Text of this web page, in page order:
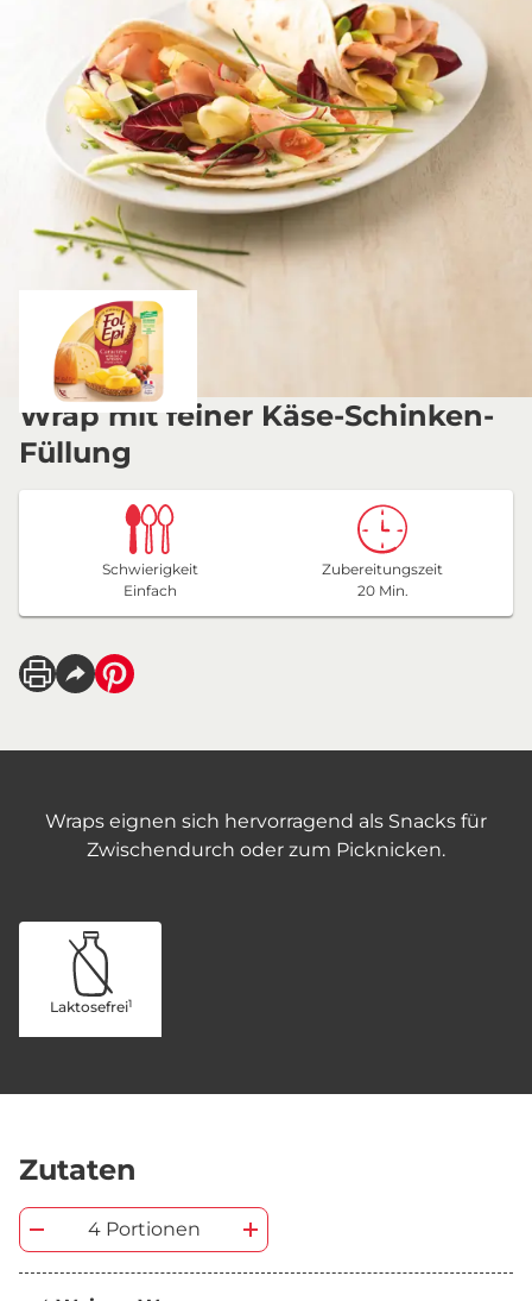
Wrap mit feiner Käse-Schinken-
Füllung
Schwierigkeit
Einfach
Zubereitungszeit
20 Min.
Wraps eignen sich hervorragend als Snacks für
Zwischendurch oder zum Picknicken.
Laktosefrei1
Zutaten
4 Portionen